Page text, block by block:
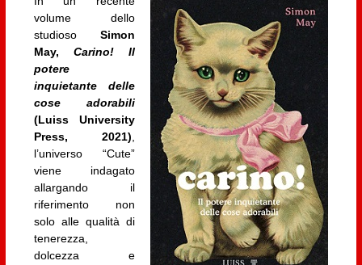
volume dello
studioso Simon
May, Carino! Il
potere
inquietante delle
cose adorabili
(Luiss University
Press, 2021)
l’universo “Cute”
viene indagato
allargando il
riferimento non
solo alle qualità di
tenerezza,
dolcezza e